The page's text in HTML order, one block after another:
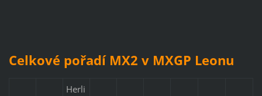
Celkové pořadí MX2 v MXGP Leonu
Herli